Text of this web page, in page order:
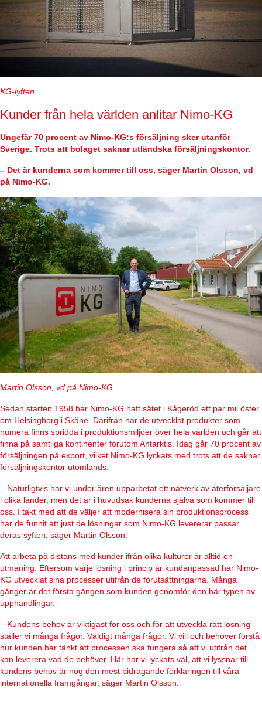
KG-lyften.
Kunder från hela världen anlitar Nimo-KG
Ungefär 70 procent av Nimo-KG:s försäljning sker utanför
Sverige. Trots att bolaget saknar utländska försäljningskontor.
– Det är kunderna som kommer till oss, säger Martin Olsson, vd
på Nimo-KG.
Martin Olsson, vd på Nimo-KG.
Sedan starten 1958 har Nimo-KG haft sätet i Kågeröd ett par mil öster
om Helsingborg i Skåne. Därifrån har de utvecklat produkter som
numera finns spridda i produktionsmiljöer över hela världen och går att
finna på samtliga kontinenter förutom Antarktis. Idag går 70 procent av
försäljningen på export, vilket Nimo-KG lyckats med trots att de saknar
försäljningskontor utomlands.
– Naturligtvis har vi under åren upparbetat ett nätverk av återförsäljare
i olika länder, men det är i huvudsak kunderna själva som kommer till
oss. I takt med att de väljer att modernisera sin produktionsprocess
har de funnit att just de lösningar som Nimo-KG levererar passar
deras syften, säger Martin Olsson.
Att arbeta på distans med kunder ifrån olika kulturer är alltid en
utmaning. Eftersom varje lösning i princip är kundanpassad har Nimo-
KG utvecklat sina processer utifrån de förutsättningarna. Många
gånger är det första gången som kunden genomför den här typen av
upphandlingar.
– Kundens behov är viktigast för oss och för att utveckla rätt lösning
ställer vi många frågor. Väldigt många frågor. Vi vill och behöver förstå
hur kunden har tänkt att processen ska fungera så att vi utifrån det
kan leverera vad de behöver. Här har vi lyckats väl, att vi lyssnar till
kundens behov är nog den mest bidragande förklaringen till våra
internationella framgångar, säger Martin Olsson.